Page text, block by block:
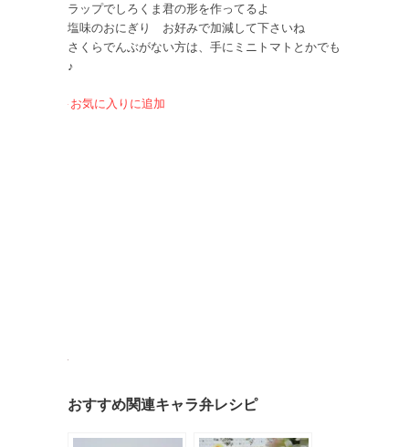
ラップでしろくま君の形を作ってるよ
塩味のおにぎり お好みで加減して下さいね
さくらでんぶがない方は、手にミニトマトとかでも
♪
お気に入りに追加
おすすめ関連キャラ弁レシピ